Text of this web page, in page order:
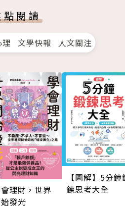
點閱讀
理 文學快報 人文關注
理財，世界
發光
【圖解】5分鐘
鍊思考大全